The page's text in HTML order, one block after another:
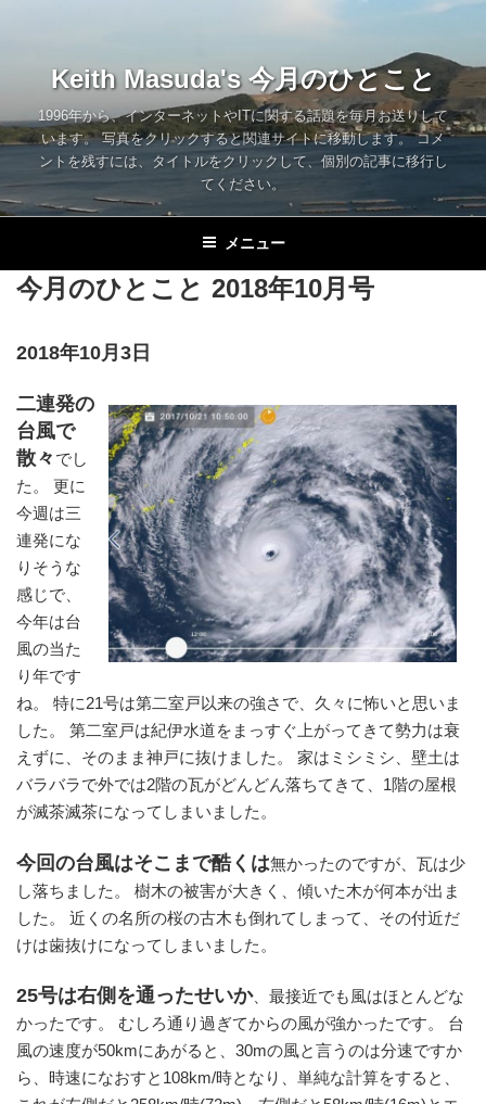
へ
キ
ッ
Keith Masuda's 今月のひとこと
1996年から、インターネットやITに関する話題を毎月お送りして
います。 写真をクリックすると関連サイトに移動します。 コメ
ントを残すには、タイトルをクリックして、個別の記事に移行し
てください。
メニュー
今月のひとこと 2018年10月号
2018年10月3日
二連発の
台風で
散々 でし
た。 更に
今週は三
連発にな
りそうな
感じで、
今年は台
風の当た
り年です
ね。 特に21号は第二室戸以来の強さで、久々に怖いと思いま
した。 第二室戸は紀伊水道をまっすぐ上がってきて勢力は衰
えずに、そのまま神戸に抜けました。 家はミシミシ、壁土は
バラバラで外では2階の瓦がどんどん落ちてきて、1階の屋根
が滅茶滅茶になってしまいました。
今回の台風はそこまで酷くは無かったのですが、瓦は少
し落ちました。 樹木の被害が大きく、傾いた木が何本が出ま
した。 近くの名所の桜の古木も倒れてしまって、その付近だ
けは歯抜けになってしまいました。
25号は右側を通ったせいか、最接近でも風はほとんどな
かったです。 むしろ通り過ぎてからの風が強かったです。 台
風の速度が50kmにあがると、30mの風と言うのは分速ですか
ら、時速になおすと108km/時となり、単純な計算をすると、